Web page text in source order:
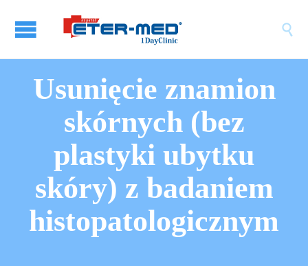

Usunięcie znamion
skórnych (bez
plastyki ubytku
skóry) z badaniem
histopatologicznym